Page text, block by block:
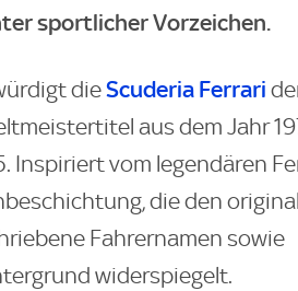
sportlicher Vorzeichen.
dieScuderia Ferrari
aus dem Jahr
Inspiriert vom legendären
die den
Fahrernamen sowie
widerspiegelt.